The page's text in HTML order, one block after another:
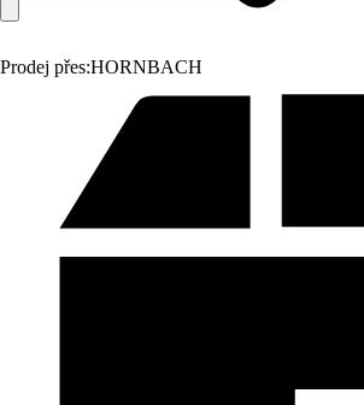
Prodej přes:HORNBACH